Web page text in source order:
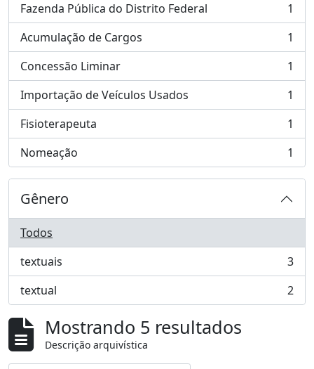
Fazenda Pública do Distrito Federal
, 1 resultados
1
Acumulação de Cargos
, 1 resultados
1
Concessão Liminar
, 1 resultados
1
Importação de Veículos Usados
, 1 resultados
1
Fisioterapeuta
, 1 resultados
1
Nomeação
, 1 resultados 1
Gênero
Todos
textuais
, 3 resultados
3
textual
, 2 resultados 2
Mostrando 5 resultados
Descrição arquivística